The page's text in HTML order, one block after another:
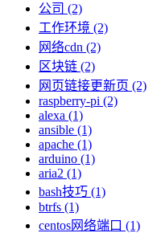
公司 (2)
工作环境 (2)
网络cdn (2)
区块链 (2)
网页链接更新页 (2)
raspberry-pi (2)
alexa (1)
ansible (1)
apache (1)
arduino (1)
aria2 (1)
bash技巧 (1)
btrfs (1)
centos网络端口 (1)